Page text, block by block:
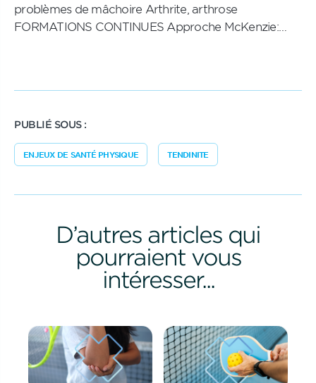
problèmes de mâchoire Arthrite, arthrose
FORMATIONS CONTINUES Approche McKenzie:…
PUBLIÉ SOUS :
ENJEUX DE SANTÉ PHYSIQUE TENDINITE
D’autres articles qui
pourraient vous
intéresser...